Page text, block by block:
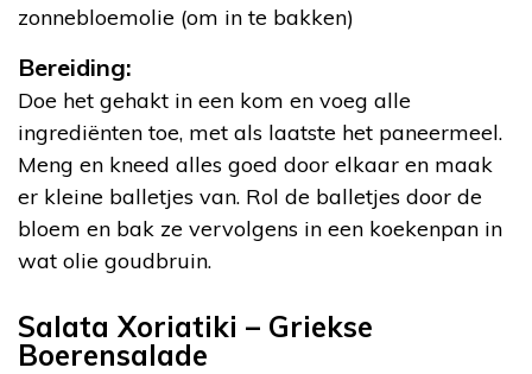
zonnebloemolie (om in te bakken)
Bereiding:
Doe het gehakt in een kom en voeg alle
ingrediënten toe, met als laatste het paneermeel.
Meng en kneed alles goed door elkaar en maak
er kleine balletjes van. Rol de balletjes door de
bloem en bak ze vervolgens in een koekenpan in
wat olie goudbruin.
Salata Xoriatiki – Griekse
Boerensalade